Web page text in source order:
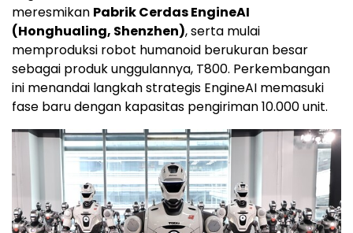
meresmikan Pabrik Cerdas EngineAI
(Honghualing, Shenzhen), serta mulai
memproduksi robot humanoid berukuran besar
sebagai produk unggulannya, T800. Perkembangan
ini menandai langkah strategis EngineAI memasuki
fase baru dengan kapasitas pengiriman 10.000 unit.